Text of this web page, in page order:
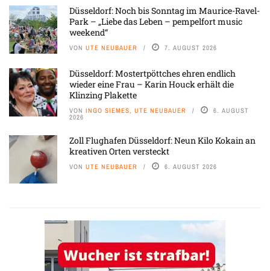
Düsseldorf: Noch bis Sonntag im Maurice-Ravel-
Park – „Liebe das Leben – pempelfort music
weekend“
VON UTE NEUBAUER 7. AUGUST 2026
Düsseldorf: Mostertpöttches ehren endlich
wieder eine Frau – Karin Houck erhält die
Klinzing Plakette
VON INGO SIEMES, UTE NEUBAUER 6. AUGUST
2026
Zoll Flughafen Düsseldorf: Neun Kilo Kokain an
kreativen Orten versteckt
VON UTE NEUBAUER 6. AUGUST 2026